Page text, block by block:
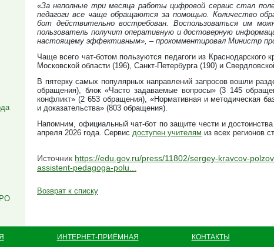
«За неполные три месяца работы цифровой сервис стал
педагоги все чаще обращаются за помощью. Количество
бот действительно востребован. Воспользоваться им
пользователь получит оперативную и достоверную
настоящему эффективным», – прокомментировал Министр
Чаще всего чат-ботом пользуются педагоги из Краснодарского
Московской области (196), Санкт-Петербурга (190) и
В пятерку самых популярных направлений запросов вошли
обращения), блок «Часто задаваемые вопросы» (3 145
конфликт» (2 653 обращения), «Нормативная и методическая
и доказательства» (803 обращения).
Напомним, официальный чат-бот по защите чести и
апреля 2026 года. Сервис доступен учителям из всех регионов
Источник https://edu.gov.ru/press/11802/sergey-kravcov-
assistent-pedagoga-polu...
Возврат к списку
ИНТЕРНЕТ-ПРИЁМНАЯ КОНТАКТЫ